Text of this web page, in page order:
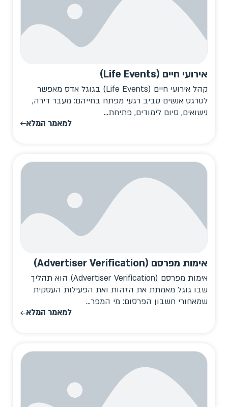
אירועי חיים (Life Events)
קהל אירועי חיים (Life Events) בגוגל אדס מאפשר
לטרגט אנשים סביב רגעי מפתח בחייהם: מעבר דירה,
נישואים, סיום לימודים, פתיחת...
למאמר המלא
אימות מפרסם (Advertiser Verification)
אימות מפרסם (Advertiser Verification) הוא תהליך
שבו גוגל מאמתת את הזהות ואת הפעילות העסקית
שמאחורי חשבון הפרסום: מי המפר...
למאמר המלא